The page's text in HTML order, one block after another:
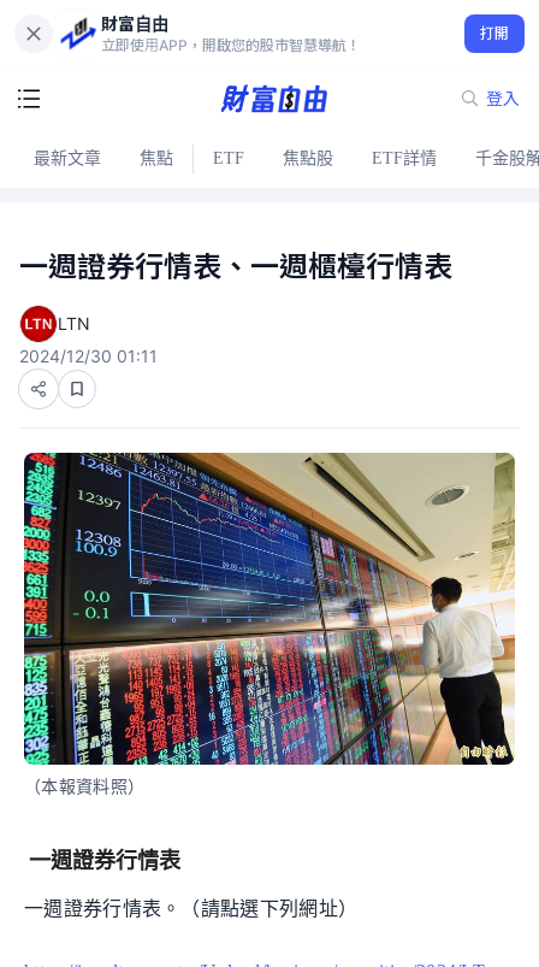
財富自由
立即使用APP，開啟您的股市智慧導航！
打開
登入
最新文章 焦點 ETF 焦點股 ETF詳情 千金股
一週證券行情表、一週櫃檯行情表
LTN
2024/12/30 01:11
（本報資料照）
一週證券行情表
一週證券行情表。（請點選下列網址）